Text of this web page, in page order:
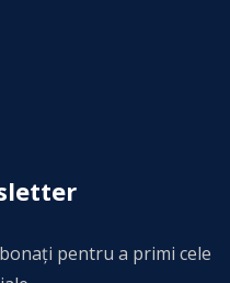
pentru a primi cele